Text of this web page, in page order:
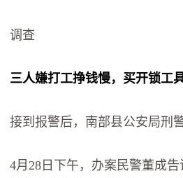
调查
三人嫌打工挣钱慢，买开锁工
接到报警后，南部县公安局刑
4月28日下午，办案民警董成